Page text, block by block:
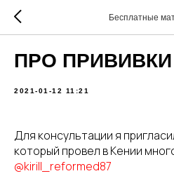
Бесплатные
ПРО
2021-01-12 11:21
Для консультации я
который провел в Кении
@kirill_reformed87